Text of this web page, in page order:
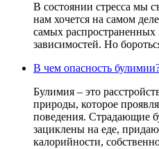
В состоянии стресса мы
нам хочется на самом
самых распространенных
зависимостей. Но
В чем опасность
Булимия – это
природы, которое
поведения. Страдающие
зациклены на еде,
калорийности,